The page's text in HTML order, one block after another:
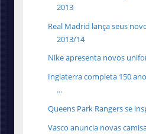
2013
Real Madrid lança seus
2013/14
Nike apresenta novos
Inglaterra completa 150
...
Queens Park Rangers se
Vasco anuncia novas